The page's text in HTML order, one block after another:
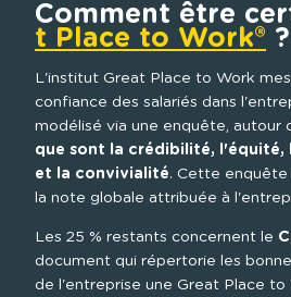
Comment être
t Place to Work® ?
L'institut Great Place to Work
confiance des salariés dans
modélisé via une enquête, autour
que sont la crédibilité, l'équité,
et la convivialité. Cette enquête
la note globale attribuée à
Les 25 % restants concernent le
document qui répertorie les
de l'entreprise une Great Place to